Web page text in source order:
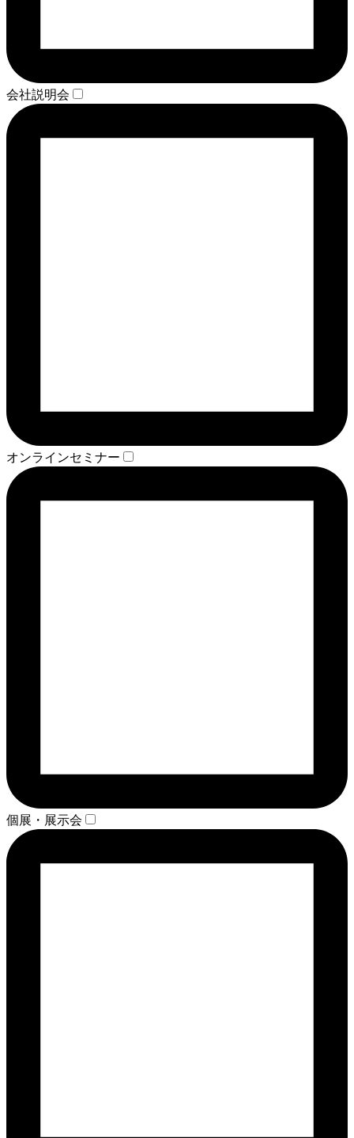
会社説明会
オンラインセミナー
個展・展示会